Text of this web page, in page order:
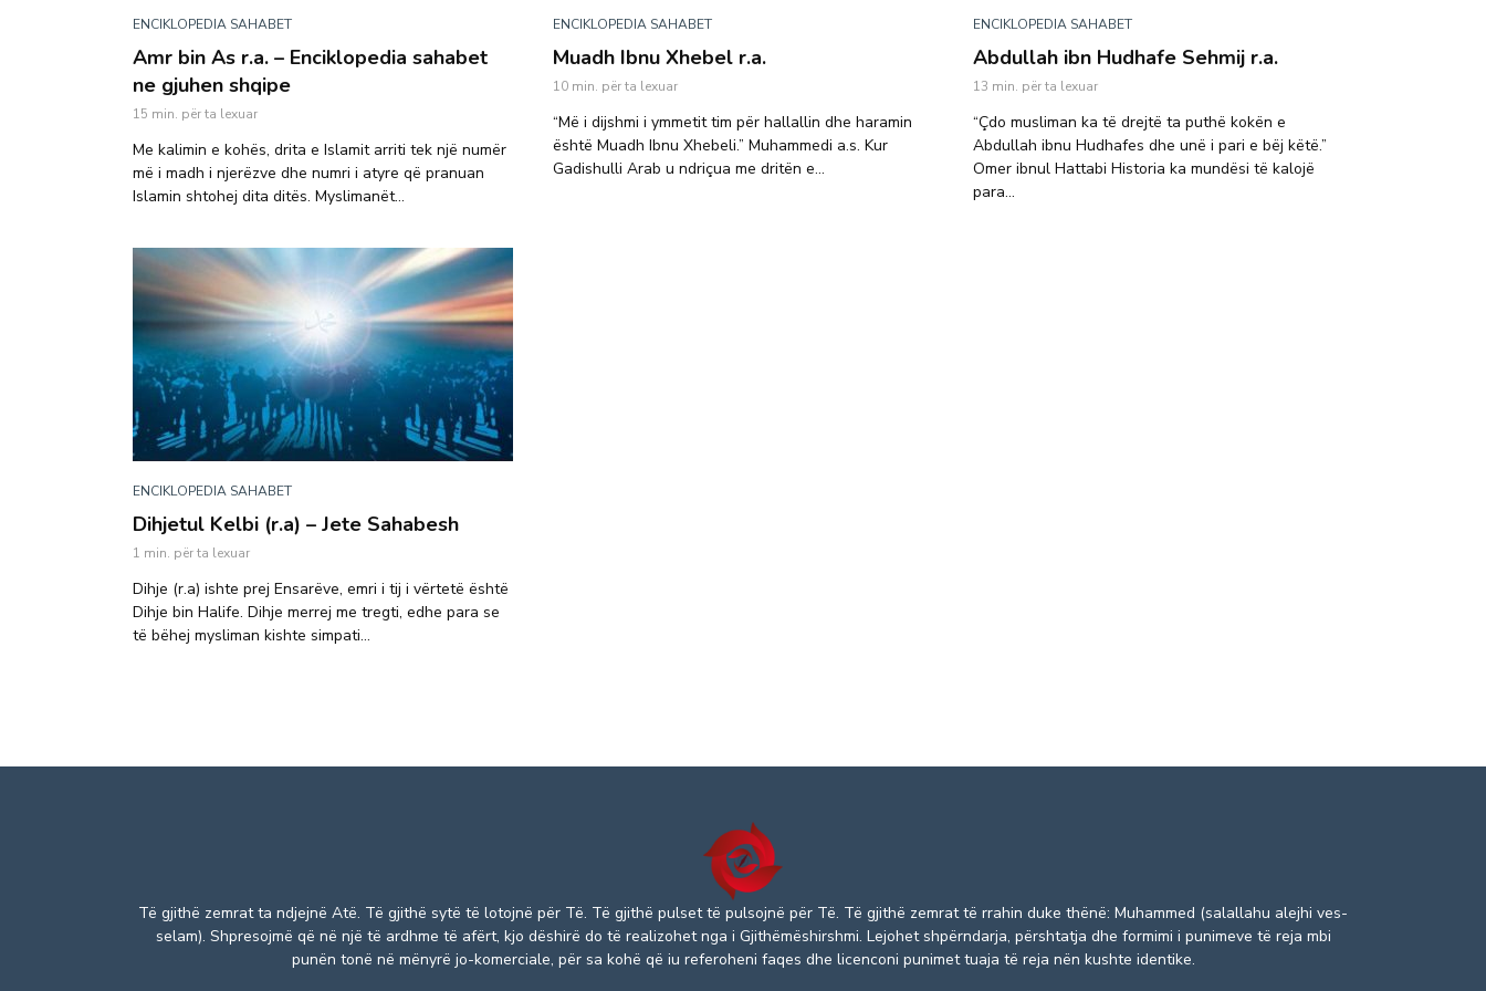
ENCIKLOPEDIA SAHABET
Amr bin As r.a. – Enciklopedia sahabet
ne gjuhen shqipe
15 min. për ta lexuar
Me kalimin e kohës, drita e Islamit arriti tek një numër
më i madh i njerëzve dhe numri i atyre që pranuan
Islamin shtohej dita ditës. Myslimanët...
ENCIKLOPEDIA SAHABET
Muadh Ibnu Xhebel r.a.
10 min. për ta lexuar
“Më i dijshmi i ymmetit tim për hallallin dhe haramin
është Muadh Ibnu Xhebeli.” Muhammedi a.s. Kur
Gadishulli Arab u ndriçua me dritën e...
ENCIKLOPEDIA SAHABET
Abdullah ibn Hudhafe Sehmij r.a.
13 min. për ta lexuar
“Çdo musliman ka të drejtë ta puthë kokën e
Abdullah ibnu Hudhafes dhe unë i pari e bëj këtë.”
Omer ibnul Hattabi Historia ka mundësi të kalojë
para...
ENCIKLOPEDIA SAHABET
Dihjetul Kelbi (r.a) – Jete Sahabesh
1 min. për ta lexuar
Dihje (r.a) ishte prej Ensarëve, emri i tij i vërtetë është
Dihje bin Halife. Dihje merrej me tregti, edhe para se
të bëhej mysliman kishte simpati...
Të gjithë zemrat ta ndjejnë Atë. Të gjithë sytë të lotojnë për Të. Të gjithë pulset të pulsojnë për Të. Të gjithë zemrat të rrahin duke thënë: Muhammed (salallahu alejhi ves-
selam). Shpresojmë që në një të ardhme të afërt, kjo dëshirë do të realizohet nga i Gjithëmëshirshmi. Lejohet shpërndarja, përshtatja dhe formimi i punimeve të reja mbi
punën tonë në mënyrë jo-komerciale, për sa kohë që iu referoheni faqes dhe licenconi punimet tuaja të reja nën kushte identike.